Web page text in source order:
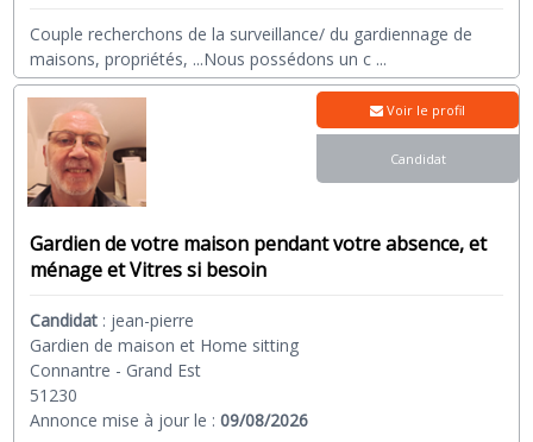
Couple recherchons de la surveillance/ du gardiennage de
maisons, propriétés, ...Nous possédons un c ...
Gardien de votre maison pendant votre absence, et
ménage et Vitres si besoin
Candidat : jean-pierre
Gardien de maison et Home sitting
Connantre - Grand Est
51230
Annonce mise à jour le :09/08/2026
Voir le profil
Candidat